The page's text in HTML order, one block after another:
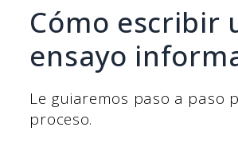
Cómo escribir
ensayo
Le guiaremos paso a paso
proceso.